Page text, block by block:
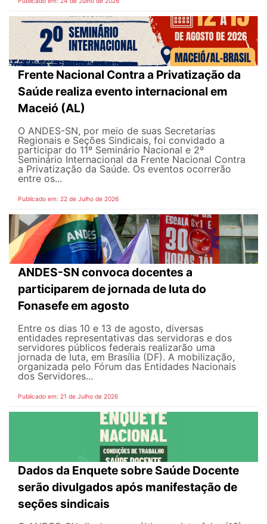
Frente Nacional Contra a Privatização da
Saúde realiza evento internacional em
Maceió (AL)
O ANDES-SN, por meio de suas Secretarias
Regionais e Seções Sindicais, foi convidado a
participar do 11º Seminário Nacional e 2º
Seminário Internacional da Frente Nacional Contra
a Privatização da Saúde. Os eventos ocorrerão
entre os...
Publicado em: 22 de Julho de 2026
ANDES-SN convoca docentes a
participarem de jornada de luta do
Fonasefe em agosto
Entre os dias 10 e 13 de agosto, diversas
entidades representativas das servidoras e dos
servidores públicos federais realizarão uma
jornada de luta, em Brasília (DF). A mobilização,
organizada pelo Fórum das Entidades Nacionais
dos Servidores...
Publicado em: 21 de Julho de 2026
Dados da Enquete sobre Saúde Docente
serão divulgados após manifestação de
seções sindicais